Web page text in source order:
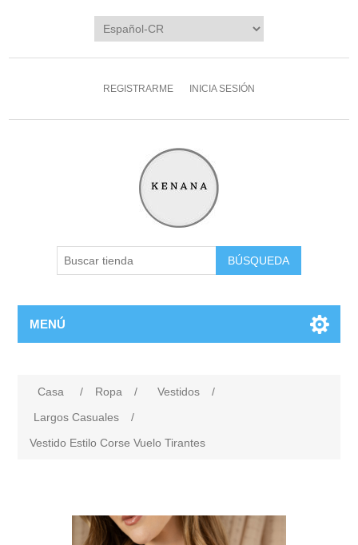
REGISTRARME INICIA SESIÓN
MENÚ
Casa / Ropa / Vestidos
/
Largos Casuales
/
Vestido Estilo Corse Vuelo Tirantes